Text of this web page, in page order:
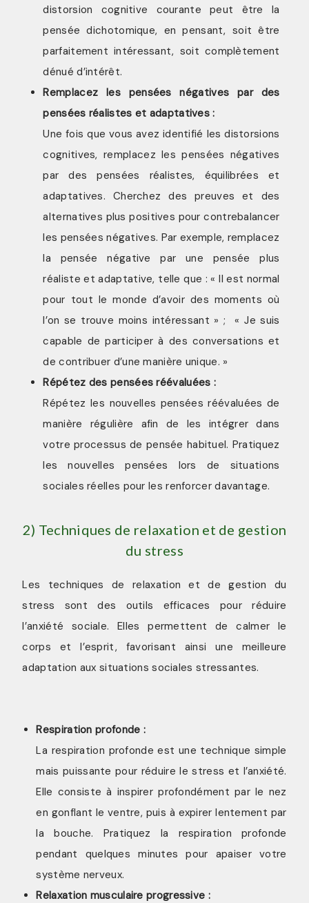
distorsion cognitive courante peut être la
pensée dichotomique, en pensant, soit être
parfaitement intéressant, soit complètement
dénué d’intérêt.
Remplacez les pensées négatives par des
pensées réalistes et adaptatives :
Une fois que vous avez identifié les distorsions
cognitives, remplacez les pensées négatives
par des pensées réalistes, équilibrées et
adaptatives. Cherchez des preuves et des
alternatives plus positives pour contrebalancer
les pensées négatives. Par exemple, remplacez
la pensée négative par une pensée plus
réaliste et adaptative, telle que : « Il est normal
pour tout le monde d’avoir des moments où
l’on se trouve moins intéressant » ; « Je suis
capable de participer à des conversations et
de contribuer d’une manière unique. »
Répétez des pensées réévaluées :
Répétez les nouvelles pensées réévaluées de
manière régulière afin de les intégrer dans
votre processus de pensée habituel. Pratiquez
les nouvelles pensées lors de situations
sociales réelles pour les renforcer davantage.
2) Techniques de relaxation et de gestion
du stress
Les techniques de relaxation et de gestion du
stress sont des outils efficaces pour réduire
l’anxiété sociale. Elles permettent de calmer le
corps et l’esprit, favorisant ainsi une meilleure
adaptation aux situations sociales stressantes.
Respiration profonde :
La respiration profonde est une technique simple
mais puissante pour réduire le stress et l’anxiété.
Elle consiste à inspirer profondément par le nez
en gonflant le ventre, puis à expirer lentement par
la bouche. Pratiquez la respiration profonde
pendant quelques minutes pour apaiser votre
système nerveux.
Relaxation musculaire progressive :